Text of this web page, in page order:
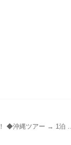
！ ◆沖縄ツアー → 1泊 …